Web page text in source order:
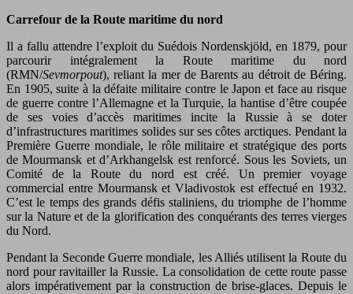
Carrefour de la Route maritime du nord
Il a fallu attendre l’exploit du Suédois Nordenskjöld, en 1879, pour
parcourir intégralement la Route maritime du nord
(RMN/Sevmorpout), reliant la mer de Barents au détroit de Béring.
En 1905, suite à la défaite militaire contre le Japon et face au risque
de guerre contre l’Allemagne et la Turquie, la hantise d’être coupée
de ses voies d’accès maritimes incite la Russie à se doter
d’infrastructures maritimes solides sur ses côtes arctiques. Pendant la
Première Guerre mondiale, le rôle militaire et stratégique des ports
de Mourmansk et d’Arkhangelsk est renforcé. Sous les Soviets, un
Comité de la Route du nord est créé. Un premier voyage
commercial entre Mourmansk et Vladivostok est effectué en 1932.
C’est le temps des grands défis staliniens, du triomphe de l’homme
sur la Nature et de la glorification des conquérants des terres vierges
du Nord.
Pendant la Seconde Guerre mondiale, les Alliés utilisent la Route du
nord pour ravitailler la Russie. La consolidation de cette route passe
alors impérativement par la construction de brise-glaces. Depuis le